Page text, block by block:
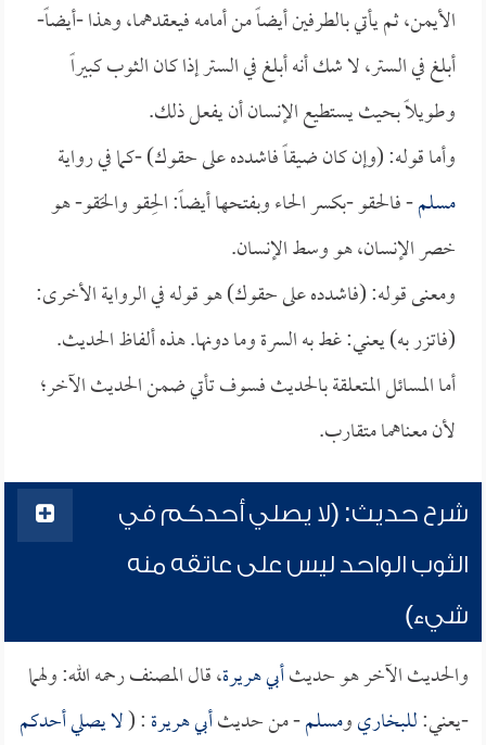
الأيمن، ثم يأتي بالطرفين أيضاً من أمامه فيعقدهما، وهذا -أيضاً-
أبلغ في الستر، لا شك أنه أبلغ في الستر إذا كان الثوب كبيراً
وطويلاً بحيث يستطيع الإنسان أن يفعل ذلك.
وأما قوله: (وإن كان ضيقاً فاشدده على حقوك) -كما في رواية
مسلم- فالحقو -بكسر الحاء وبفتحها أيضاً: الحِقو والحَقو- هو
خصر الإنسان، هو وسط الإنسان.
ومعنى قوله: (فاشدده على حقوك) هو قوله في الرواية الأخرى:
(فاتزر به) يعني: غط به السرة وما دونها. هذه ألفاظ الحديث.
أما المسائل المتعلقة بالحديث فسوف تأتي ضمن الحديث الآخر؛
لأن معناهما متقارب.
شرح حديث: (لا يصلي أحدكم في
الثوب الواحد ليس على عاتقه منه
شيء)
والحديث الآخر هو حديثأبي هريرة، قال المصنف رحمه الله: ولهما
-يعني:للبخاريومسلم- من حديثأبي هريرة: (لا يصلي أحدكم